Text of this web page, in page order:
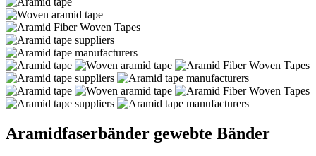
Aramidfaserbänder gewebte Bänder